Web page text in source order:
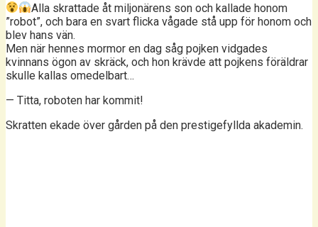
Alla skrattade åt miljonärens son och kallade honom
”robot”, och bara en svart flicka vågade stå upp för honom och
blev hans vän.
Men när hennes mormor en dag såg pojken vidgades
kvinnans ögon av skräck, och hon krävde att pojkens föräldrar
skulle kallas omedelbart…
— Titta, roboten har kommit!
Skratten ekade över gården på den prestigefyllda akademin.